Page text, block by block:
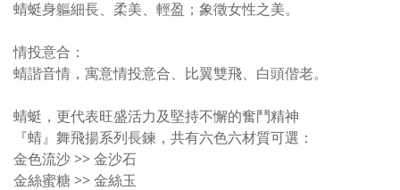
蜻蜓身軀細長、柔美、輕盈；象徵女性之美。
情投意合：
蜻諧音情，寓意情投意合、比翼雙飛、白頭偕老。
蜻蜓，更代表旺盛活力及堅持不懈的奮鬥精神
『蜻』舞飛揚系列長鍊，共有六色六材質可選：
金色流沙 >> 金沙石
金絲蜜糖 >> 金絲玉